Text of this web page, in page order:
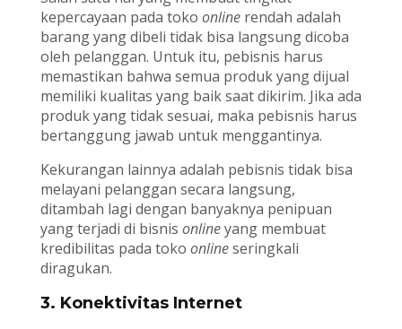
kepercayaan pada toko onlinerendah adalah
barang yang dibeli tidak bisa langsung dicoba
oleh pelanggan. Untuk itu, pebisnis harus
memastikan bahwa semua produk yang dijual
memiliki kualitas yang baik saat dikirim. Jika ada
produk yang tidak sesuai, maka pebisnis harus
bertanggung jawab untuk menggantinya.
Kekurangan lainnya adalah pebisnis tidak bisa
melayani pelanggan secara langsung,
ditambah lagi dengan banyaknya penipuan
yang terjadi di bisnis onlineyang membuat
kredibilitas pada toko onlineseringkali
diragukan.
3. Konektivitas Internet